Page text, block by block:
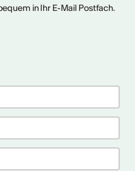
in Ihr E-Mail Postfach.